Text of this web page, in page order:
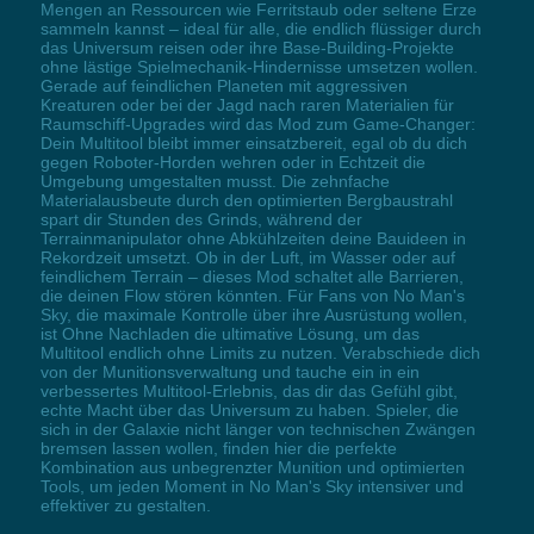
Mengen an Ressourcen wie Ferritstaub oder seltene Erze
sammeln kannst – ideal für alle, die endlich flüssiger durch
das Universum reisen oder ihre Base-Building-Projekte
ohne lästige Spielmechanik-Hindernisse umsetzen wollen.
Gerade auf feindlichen Planeten mit aggressiven
Kreaturen oder bei der Jagd nach raren Materialien für
Raumschiff-Upgrades wird das Mod zum Game-Changer:
Dein Multitool bleibt immer einsatzbereit, egal ob du dich
gegen Roboter-Horden wehren oder in Echtzeit die
Umgebung umgestalten musst. Die zehnfache
Materialausbeute durch den optimierten Bergbaustrahl
spart dir Stunden des Grinds, während der
Terrainmanipulator ohne Abkühlzeiten deine Bauideen in
Rekordzeit umsetzt. Ob in der Luft, im Wasser oder auf
feindlichem Terrain – dieses Mod schaltet alle Barrieren,
die deinen Flow stören könnten. Für Fans von No Man's
Sky, die maximale Kontrolle über ihre Ausrüstung wollen,
ist Ohne Nachladen die ultimative Lösung, um das
Multitool endlich ohne Limits zu nutzen. Verabschiede dich
von der Munitionsverwaltung und tauche ein in ein
verbessertes Multitool-Erlebnis, das dir das Gefühl gibt,
echte Macht über das Universum zu haben. Spieler, die
sich in der Galaxie nicht länger von technischen Zwängen
bremsen lassen wollen, finden hier die perfekte
Kombination aus unbegrenzter Munition und optimierten
Tools, um jeden Moment in No Man's Sky intensiver und
effektiver zu gestalten.